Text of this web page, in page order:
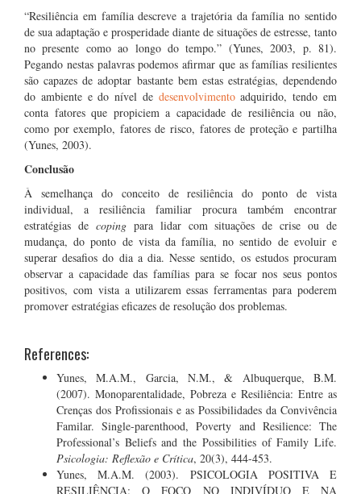
“Resiliência em família descreve a trajetória da família no sentido
de sua adaptação e prosperidade diante de situações de estresse, tanto
no presente como ao longo do tempo.” (Yunes, 2003, p. 81).
Pegando nestas palavras podemos afirmar que as famílias resilientes
são capazes de adoptar bastante bem estas estratégias, dependendo
do ambiente e do nível de desenvolvimentoadquirido, tendo em
conta fatores que propiciem a capacidade de resiliência ou não,
como por exemplo, fatores de risco, fatores de proteção e partilha
(Yunes, 2003).
Conclusão
À semelhança do conceito de resiliência do ponto de vista
individual, a resiliência familiar procura também encontrar
estratégias de copingpara lidar com situações de crise ou de
mudança, do ponto de vista da família, no sentido de evoluir e
superar desafios do dia a dia. Nesse sentido, os estudos procuram
observar a capacidade das famílias para se focar nos seus pontos
positivos, com vista a utilizarem essas ferramentas para poderem
promover estratégias eficazes de resolução dos problemas.
References:
Yunes, M.A.M., Garcia, N.M., & Albuquerque, B.M.
(2007). Monoparentalidade, Pobreza e Resiliência: Entre as
Crenças dos Profissionais e as Possibilidades da Convivência
Familar. Single-parenthood, Poverty and Resilience: The
Professional’s Beliefs and the Possibilities of Family Life.
Psicologia: Reflexão e Crítica, 20(3), 444-453.
Yunes, M.A.M. (2003). PSICOLOGIA POSITIVA E
RESILIÊNCIA: O FOCO NO INDIVÍDUO E NA